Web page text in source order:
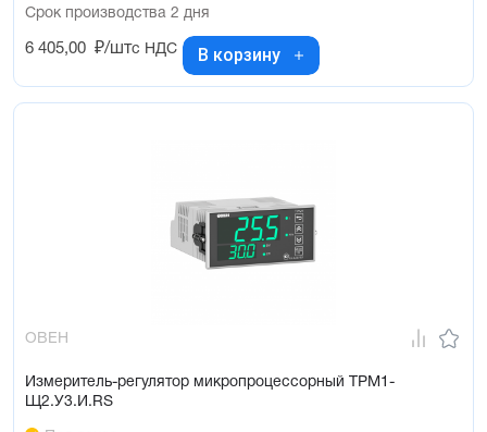
Срок производства 2 дня
6 405,00 ₽/штс НДС В корзину
ОВЕН
Измеритель-регулятор микропроцессорный ТРМ1-
Щ2.У3.И.RS